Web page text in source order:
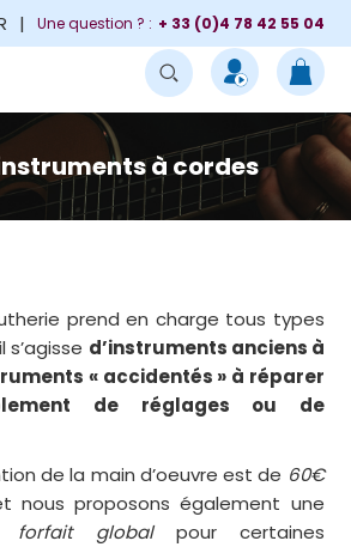
Une question ? : + 33 (0)4 78 42 55 04
à cordes
prend en charge tous types
s’agisse d’instruments anciens à
« accidentés » à réparer
de réglages ou de
de la main d’oeuvre est de 60€
nous proposons également une
forfait globalpour certaines